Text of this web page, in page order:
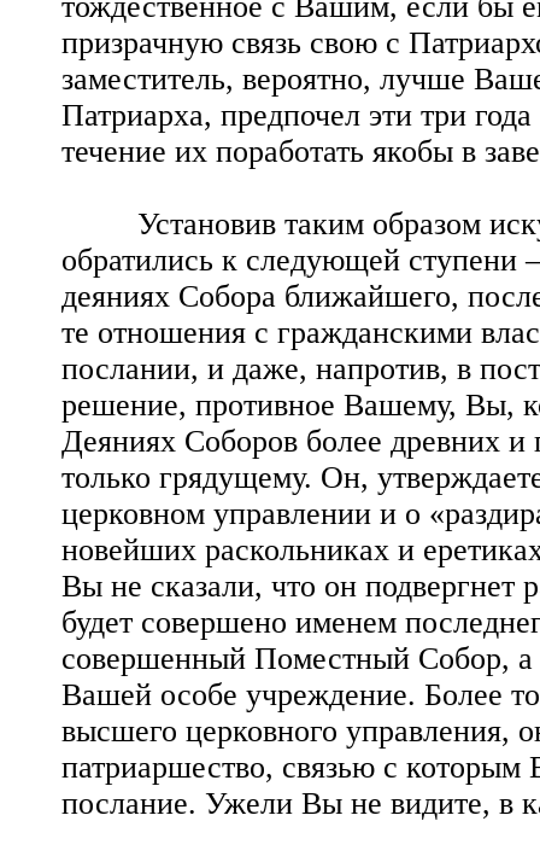
призрачную связь свою с
заместитель, вероятно, лучше
Патриарха, предпочел эти три
течение их поработать якобы в
Установив таким образом
обратились к следующей
деяниях Собора ближайшего,
те отношения с гражданскими
послании, и даже, напротив, в
решение, противное Вашему, Вы,
Деяниях Соборов более древних
только грядущему. Он,
церковном управлении и о
новейших раскольниках и
Вы не сказали, что он подвергнет
будет совершено именем
совершенный Поместный Собор, а
Вашей особе учреждение. Более
высшего церковного управления,
патриаршество, связью с которым
послание. Ужели Вы не видите, в